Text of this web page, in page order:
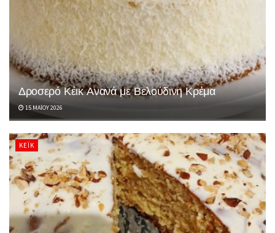
Δροσερό Κέικ Ανανά με Βελούδινη Κρέμα
15 ΜΑΪ́ΟΥ 2026
ΚΈΙΚ